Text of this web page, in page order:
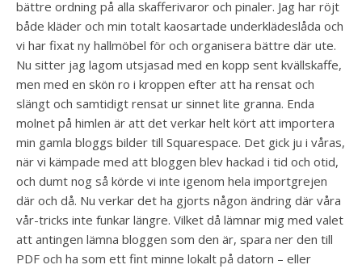
bättre ordning på alla skafferivaror och pinaler. Jag har röjt
både kläder och min totalt kaosartade underklädeslåda och
vi har fixat ny hallmöbel för och organisera bättre där ute.
Nu sitter jag lagom utsjasad med en kopp sent kvällskaffe,
men med en skön ro i kroppen efter att ha rensat och
slängt och samtidigt rensat ur sinnet lite granna. Enda
molnet på himlen är att det verkar helt kört att importera
min gamla bloggs bilder till Squarespace. Det gick ju i våras,
när vi kämpade med att bloggen blev hackad i tid och otid,
och dumt nog så körde vi inte igenom hela importgrejen
där och då. Nu verkar det ha gjorts någon ändring där våra
vår-tricks inte funkar längre. Vilket då lämnar mig med valet
att antingen lämna bloggen som den är, spara ner den till
PDF och ha som ett fint minne lokalt på datorn – eller